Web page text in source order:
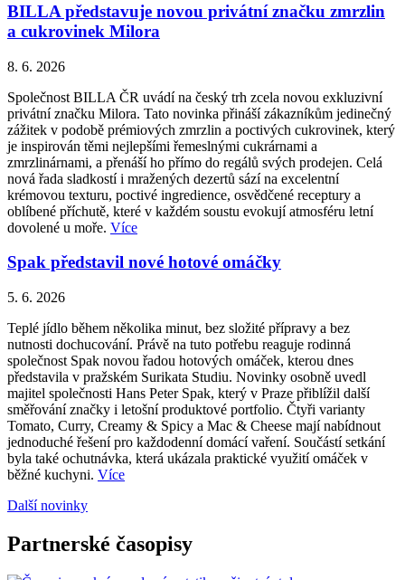
BILLA představuje novou privátní značku zmrzlin
a cukrovinek Milora
8. 6. 2026
Společnost BILLA ČR uvádí na český trh zcela novou exkluzivní
privátní značku Milora. Tato novinka přináší zákazníkům jedinečný
zážitek v podobě prémiových zmrzlin a poctivých cukrovinek, který
je inspirován těmi nejlepšími řemeslnými cukrárnami a
zmrzlinárnami, a přenáší ho přímo do regálů svých prodejen. Celá
nová řada sladkostí i mražených dezertů sází na excelentní
krémovou texturu, poctivé ingredience, osvědčené receptury a
oblíbené příchutě, které v každém soustu evokují atmosféru letní
dovolené u moře. Více
Spak představil nové hotové omáčky
5. 6. 2026
Teplé jídlo během několika minut, bez složité přípravy a bez
nutnosti dochucování. Právě na tuto potřebu reaguje rodinná
společnost Spak novou řadou hotových omáček, kterou dnes
představila v pražském Surikata Studiu. Novinky osobně uvedl
majitel společnosti Hans Peter Spak, který v Praze přiblížil další
směřování značky i letošní produktové portfolio. Čtyři varianty
Tomato, Curry, Creamy & Spicy a Mac & Cheese mají nabídnout
jednoduché řešení pro každodenní domácí vaření. Součástí setkání
byla také ochutnávka, která ukázala praktické využití omáček v
běžné kuchyni. Více
Další novinky
Partnerské časopisy